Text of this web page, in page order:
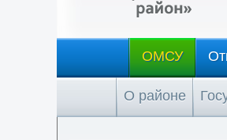
ОМСУ
О районе